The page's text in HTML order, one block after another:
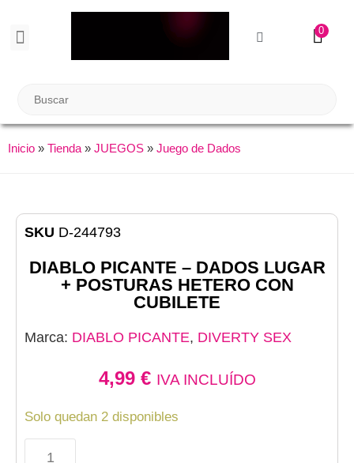
0
Inicio » Tienda » JUEGOS » Juego de Dados
SKU D-244793
DIABLO PICANTE – DADOS LUGAR
+ POSTURAS HETERO CON
CUBILETE
Marca: DIABLO PICANTE, DIVERTY SEX
4,99 € IVA INCLUÍDO
Solo quedan 2 disponibles